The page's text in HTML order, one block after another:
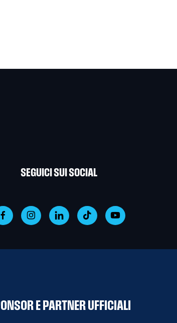
SEGUICI SUI SOCIAL
E PARTNER UFFICIALI